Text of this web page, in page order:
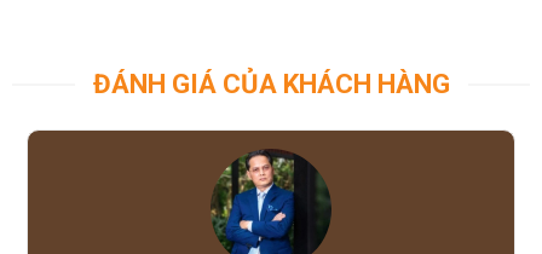
ĐÁNH GIÁ CỦA KHÁCH HÀNG